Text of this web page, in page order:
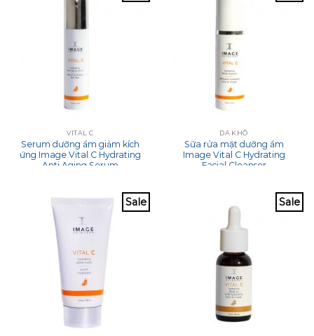
VITAL C
Serum dưỡng ẩm giảm kích
ứng Image Vital C Hydrating
Anti Aging Serum
DA KHÔ
Sữa rửa mặt dưỡng ẩm
Image Vital C Hydrating
Facial Cleanser
Sale Sale